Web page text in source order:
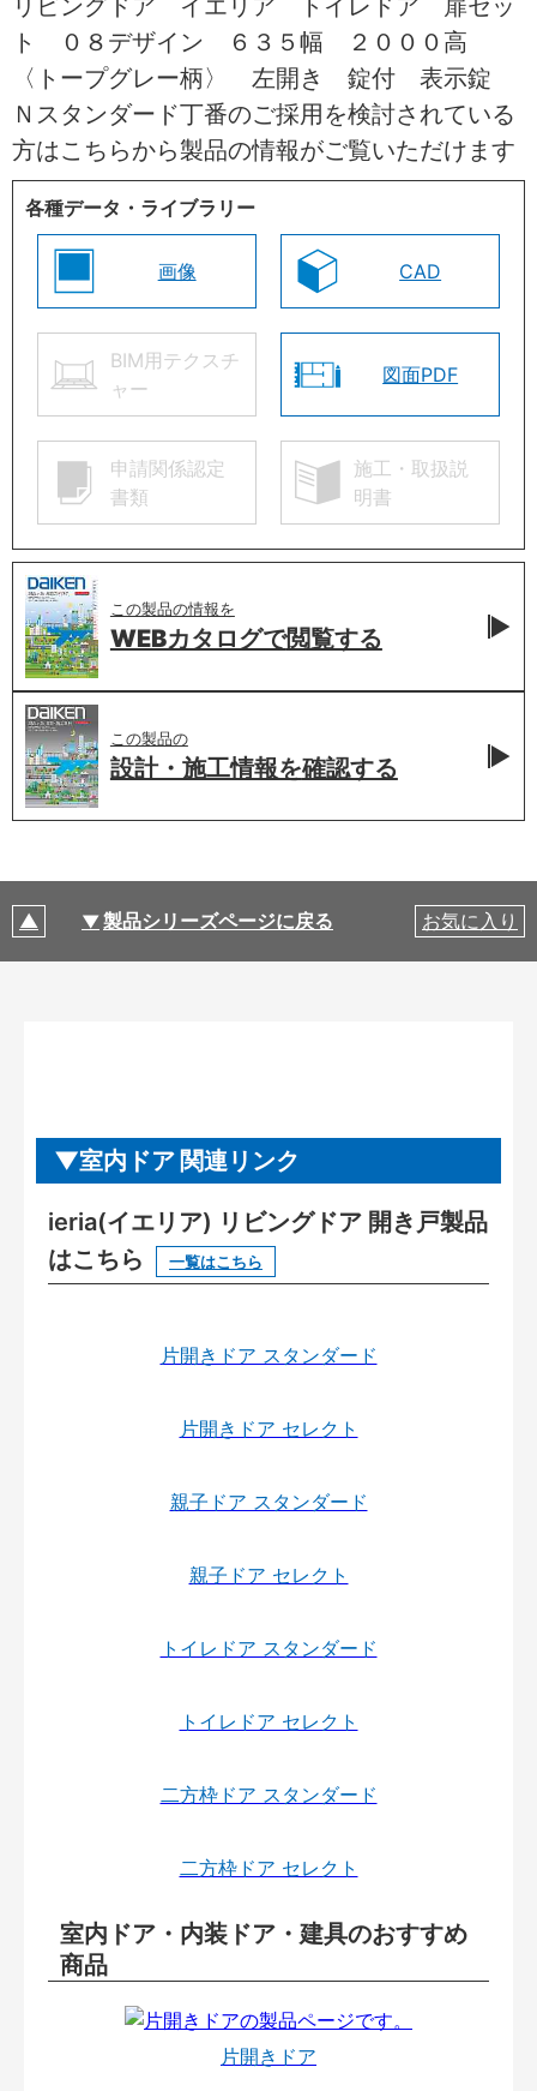
リビングドア イエリア トイレドア 扉セッ
ト ０８デザイン ６３５幅 ２０００高
〈トープグレー柄〉 左開き 錠付 表示錠
Ｎスタンダード丁番のご採用を検討されている
方はこちらから製品の情報がご覧いただけます
各種データ・ライブラリー
画像 CAD
BIM用テクスチ
ャー
図面PDF
申請関係認定
書類
施工・取扱説
明書
この製品の情報を
WEBカタログで閲覧する
この製品の
設計・施工情報を確認する
製品シリーズページに戻る お気に入り
室内ドア 関連リンク
ieria(イエリア) リビングドア 開き戸製品
はこちら
一覧はこちら
片開きドア スタンダード
片開きドア セレクト
親子ドア スタンダード
親子ドア セレクト
トイレドア スタンダード
トイレドア セレクト
二方枠ドア スタンダード
二方枠ドア セレクト
室内ドア・内装ドア・建具のおすすめ
商品
片開きドア